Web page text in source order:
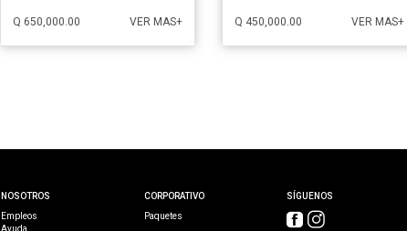
Q 650,000.00 VER MAS+ Q 450,000.00 VER MAS+
NOSOTROS
Empleos
CORPORATIVO
Paquetes
SÍGUENOS